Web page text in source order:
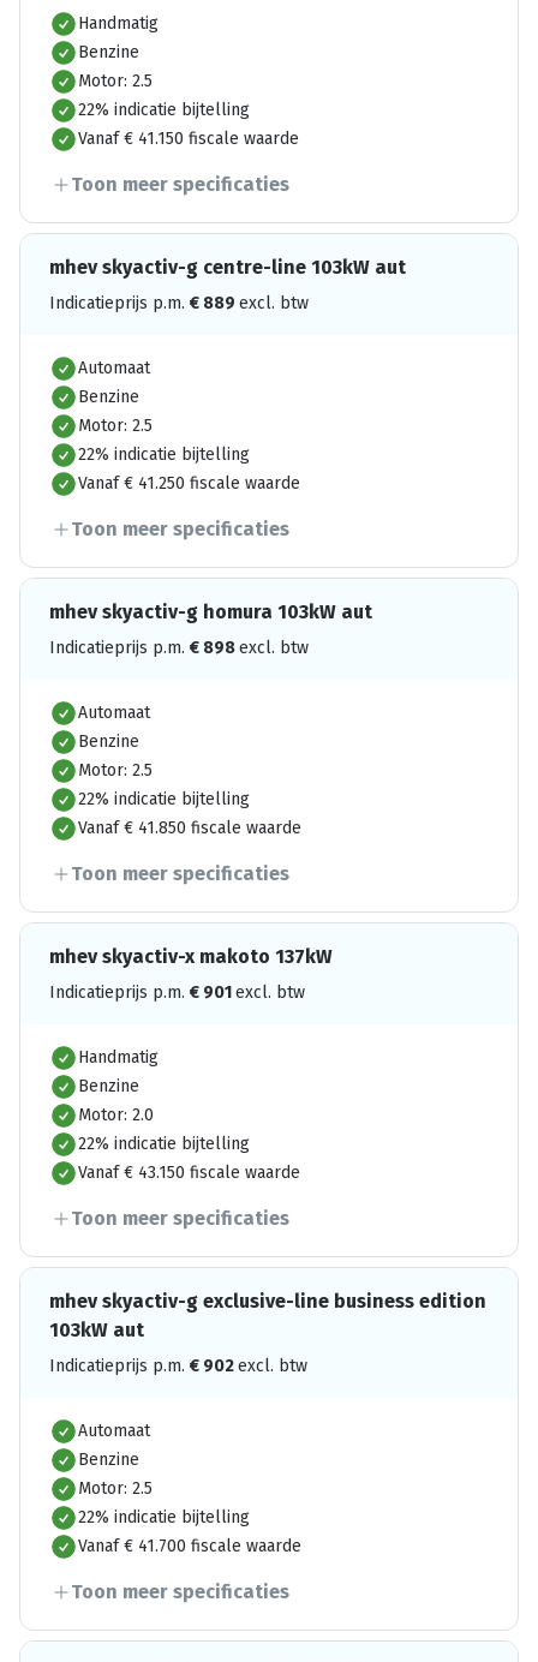
Handmatig
Benzine
Motor: 2.5
22% indicatie bijtelling
Vanaf € 41.150 fiscale waarde
Toon meer specificaties
mhev skyactiv-g centre-line 103kW aut
Indicatieprijs p.m. € 889 excl. btw
Automaat
Benzine
Motor: 2.5
22% indicatie bijtelling
Vanaf € 41.250 fiscale waarde
Toon meer specificaties
mhev skyactiv-g homura 103kW aut
Indicatieprijs p.m. € 898excl. btw
Automaat
Benzine
Motor: 2.5
22% indicatie bijtelling
Vanaf € 41.850 fiscale waarde
Toon meer specificaties
mhev skyactiv-x makoto 137kW
Indicatieprijs p.m. € 901excl. btw
Handmatig
Benzine
Motor: 2.0
22% indicatie bijtelling
Vanaf € 43.150 fiscale waarde
Toon meer specificaties
mhev skyactiv-g exclusive-line business edition
103kW aut
Indicatieprijs p.m. € 902excl. btw
Automaat
Benzine
Motor: 2.5
22% indicatie bijtelling
Vanaf € 41.700 fiscale waarde
Toon meer specificaties